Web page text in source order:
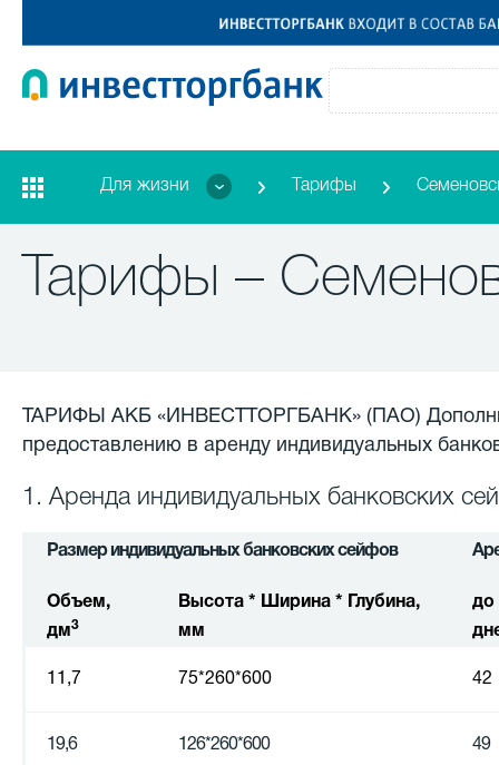
Для жизни Тарифы
Тарифы –
ТАРИФЫ АКБ «ИНВЕСТТОРГБАНК» (ПАО)
предоставлению в аренду индивидуальных
1. Аренда индивидуальных банковских
Размер индивидуальных банковских сейфов
Объем,
дм3
Высота * Ширина * Глубина,
мм
до
11,7 75*260*600 42
19,6 126*260*600 49